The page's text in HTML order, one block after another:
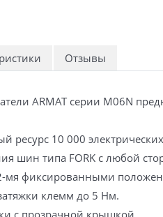
Отзывы
ARMAT серии M06N
ресурс 10 000
шин типа FORK с любой
мя фиксированными
клемм до 5 Нм.
с прозрачной крышкой.